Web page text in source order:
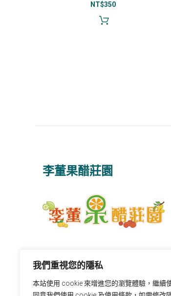
我們重視您的隱私
本站使用 cookie 來增進您的瀏覽體驗，繼續
NT$350
李董果醋莊園